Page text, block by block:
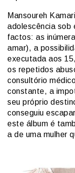
Mansoureh
adolescência sob
factos: as
amar), a
executada aos
os repetidos
consultório
constante, a
seu próprio
conseguiu
este álbum é
a de uma mulher